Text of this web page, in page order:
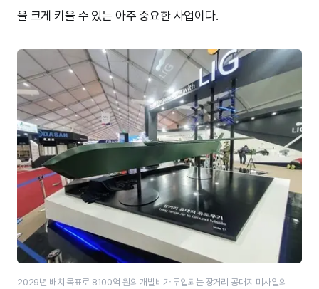
을 크게 키울 수 있는 아주 중요한 사업이다.
2029년 배치 목표로 8100억 원의 개발비가 투입되는 장거리 공대지 미사일의